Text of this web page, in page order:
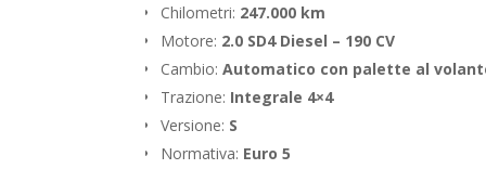
Chilometri: 247.000 km
Motore: 2.0 SD4 Diesel – 190 CV
Cambio:Automatico con palette al
Trazione: Integrale 4×4
Versione: S
Normativa: Euro 5